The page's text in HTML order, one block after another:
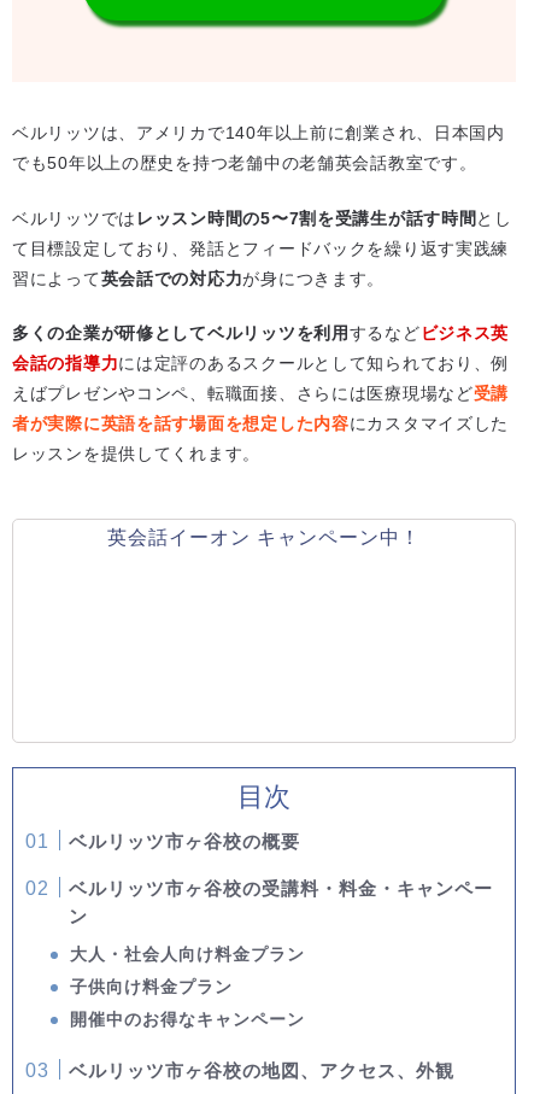
ベルリッツは、アメリカで140年以上前に創業され、日本国内
でも50年以上の歴史を持つ老舗中の老舗英会話教室です。
ベルリッツでは レッスン時間の5〜7割を受講生が話す時間 とし
て目標設定しており、発話とフィードバックを繰り返す実践練
習によって英会話での対応力が身につきます。
多くの企業が研修としてベルリッツを利用するなどビジネス英
会話の指導力には定評のあるスクールとして知られており、例
えばプレゼンやコンペ、転職面接、さらには医療現場など受講
者が実際に英語を話す場面を想定した内容にカスタマイズした
レッスンを提供してくれます。
英会話イーオン キャンペーン中！
目次
ベルリッツ市ヶ谷校の概要
ベルリッツ市ヶ谷校の受講料・料金・キャンペー
ン
大人・社会人向け料金プラン
子供向け料金プラン
開催中のお得なキャンペーン
ベルリッツ市ヶ谷校の地図、アクセス、外観